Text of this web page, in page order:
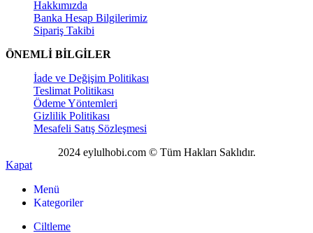
Hakkımızda
Banka Hesap Bilgilerimiz
Sipariş Takibi
ÖNEMLİ BİLGİLER
İade ve Değişim Politikası
Teslimat Politikası
Ödeme Yöntemleri
Gizlilik Politikası
Mesafeli Satış Sözleşmesi
2024 eylulhobi.com © Tüm Hakları Saklıdır.
Kapat
Menü
Kategoriler
Ciltleme